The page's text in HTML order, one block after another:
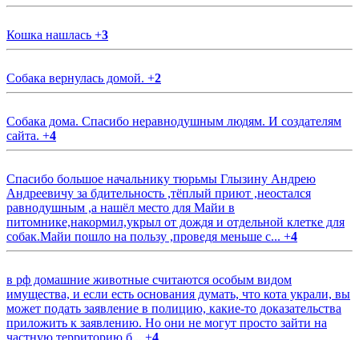
Кошка нашлась +3
Собака вернулась домой. +2
Собака дома. Спасибо неравнодушным людям. И создателям
сайта. +4
Спасибо большое начальнику тюрьмы Глызину Андрею
Андреевичу за бдительность ,тёплый приют ,неостался
равнодушным ,а нашёл место для Майи в
питомнике,накормил,укрыл от дождя и отдельной клетке для
собак.Майи пошло на пользу ,проведя меньше с... +4
в рф домашние животные считаются особым видом
имущества, и если есть основания думать, что кота украли, вы
может подать заявление в полицию, какие-то доказательства
приложить к заявлению. Но они не могут просто зайти на